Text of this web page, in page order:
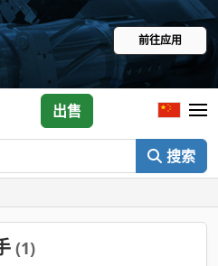
前往应用
搜索
出售
(1)